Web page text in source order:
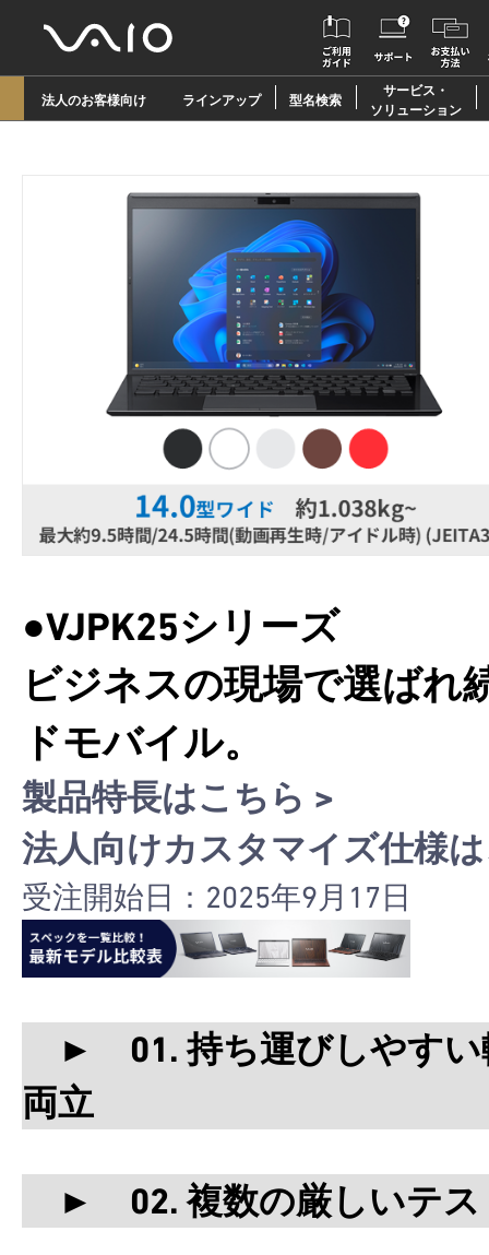
法人のお客様向け ラインアップ 型名検索
サービス・
ソリューション
●VJPK25シリーズ
ビジネスの現場で選ばれ
ドモバイル。
製品特長はこちら >
法人向けカスタマイズ仕様
受注開始日：2025年9月17日
► 01. 持ち運びしやすい
両立
► 02. 複数の厳しいテス